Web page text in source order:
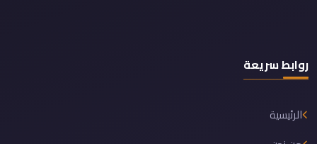
روابط سريعة
الرئيسية